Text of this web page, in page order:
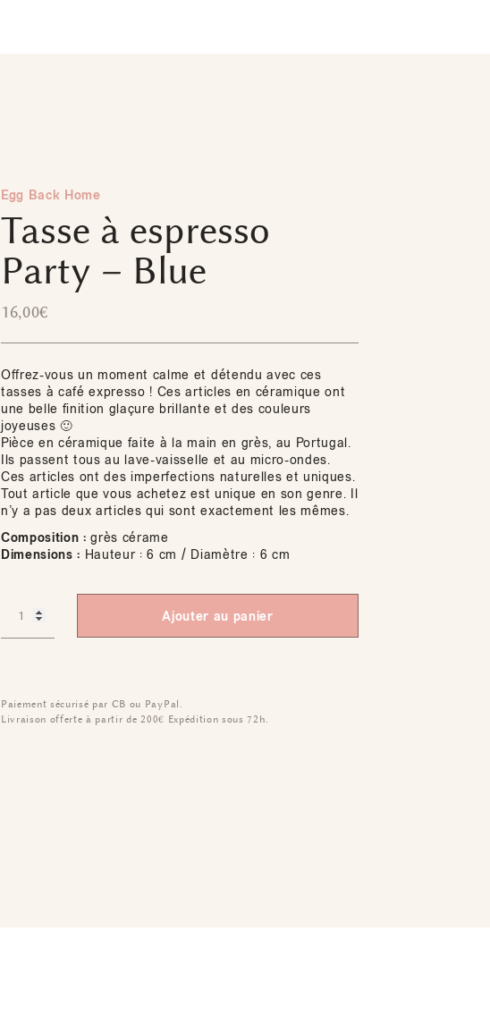
Egg Back Home
Tasse à espresso
Party – Blue
16,00€
Offrez-vous un moment calme et détendu avec ces
tasses à café expresso ! Ces articles en céramique ont
une belle finition glaçure brillante et des couleurs
joyeuses 🙂
Pièce en céramique faite à la main en grès, au Portugal.
Ils passent tous au lave-vaisselle et au micro-ondes.
Ces articles ont des imperfections naturelles et uniques.
Tout article que vous achetez est unique en son genre. Il
n’y a pas deux articles qui sont exactement les mêmes.
Composition : grès cérame
Dimensions : Hauteur : 6 cm / Diamètre : 6 cm
Ajouter au panier
Paiement sécurisé par CB ou PayPal.
Livraison offerte à partir de 200€ Expédition sous 72h.